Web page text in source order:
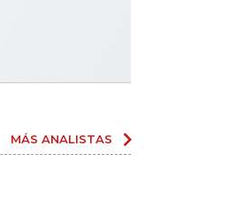
MÁS ANALISTAS